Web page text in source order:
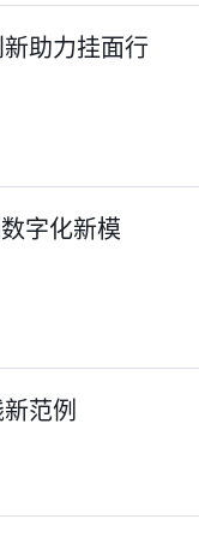
助力挂面行
字化新模
范例